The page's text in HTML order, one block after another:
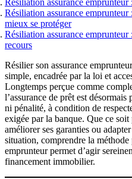
Obtenir un tarif
Nos experts
Une
adaptée à
Obtenir un tarif
Remboursement
Obtenir un tarif
Nos experts
Réduire le
Obtenir un tarif
Barème des taux
Coût assurance
Obtenir un tarif
Tout savoir sur
Obtenir un tarif
Obtenir un tarif
Résiliation assurance
mieux se protéger
Résiliation assurance
recours
Résilier son assurance
simple, encadrée par la loi et
Longtemps perçue comme
l’assurance de prêt est
ni pénalité, à condition de
exigée par la banque. Que ce
améliorer ses garanties ou
situation, comprendre la méthode
emprunteur permet d’agir
financement immobilier.